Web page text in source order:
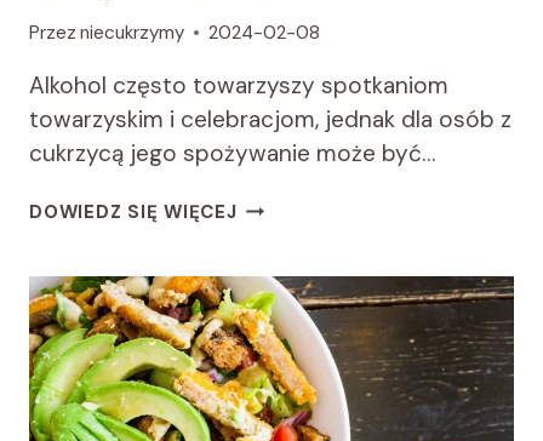
Przez niecukrzymy 2024-02-08
Alkohol często towarzyszy spotkaniom
towarzyskim i celebracjom, jednak dla osób z
cukrzycą jego spożywanie może być…
DOWIEDZ SIĘ WIĘCEJ CUKRZYCA